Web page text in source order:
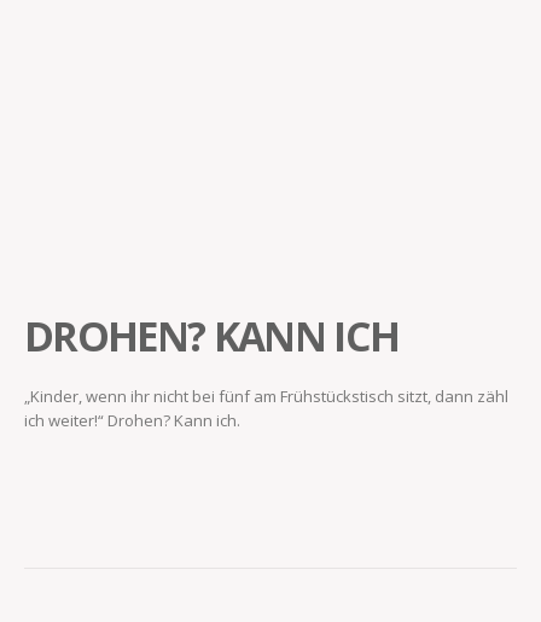
DROHEN? KANN ICH
„Kinder, wenn ihr nicht bei fünf am Frühstückstisch sitzt, dann zähl
ich weiter!“ Drohen? Kann ich.